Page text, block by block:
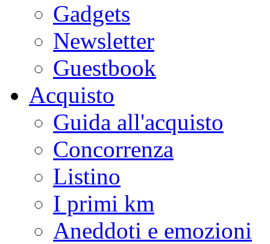
Gadgets
Newsletter
Guestbook
Acquisto
Guida all'acquisto
Concorrenza
Listino
I primi km
Aneddoti e emozioni